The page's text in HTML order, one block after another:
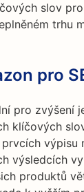
slov
trhu
pro
pro zvýšení
klíčových
výpisu
výsledcích
produktů